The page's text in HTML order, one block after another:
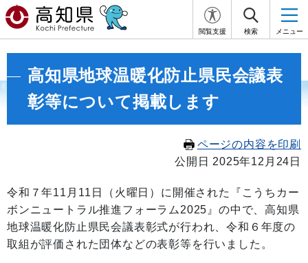
閲覧支援 検索 メニュー
高知県地球温暖化防止県民会議表
彰等について掲載します
ページの内容を印刷
公開日 2025年12月24日
令和７年11月11日（火曜日）に開催された『こうちカー
ボンニュートラル推進フォーラム2025』の中で、高知県
地球温暖化防止県民会議表彰式が行われ、令和６年度の
取組が評価された団体などの表彰等を行いました。